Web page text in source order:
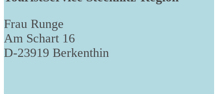
Frau Runge
Am Schart 16
D-23919 Berkenthin